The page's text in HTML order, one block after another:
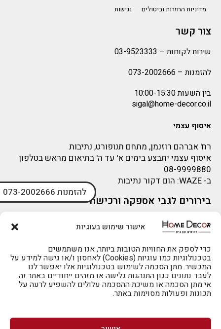
אישור שימוש בעוגיות
כדי לספק את החוויות הטובות ביותר, אנו משתמשים
בטכנולוגיות כמו עוגיות (Cookies) לאחסון ו/או גישה למידע על
המכשיר. מתן הסכמה לשימוש בטכנולוגיות אלו יאפשר לנו
לעבד נתונים כגון התנהגות גלישה או מזהים ייחודיים באתר זה.
אי מתן הסכמה או משיכת ההסכמה עלולים להשפיע לרעה על
תכונות ופעולות מסוימות באתר.
להזמנות 073-2002666
מדיניות החזרות וביטולים
נגישות
צור קשר
שירות לקוחות – 03-9523333
להזמנות – 073-2002666
בין השעות 10:00-15:30
sigal@home-decor.co.il
איסוף עצמי
רח' אברהם רוזנמן, מתחם תנופורט, נתיבות
איסוף עצמי יתבצע בימים א' עד ה' בתיאום מראש בטלפון
08-9999880
ב- WAZE: הום דקור נתיבות
בירורים לגבי אספקה ורכישה
בירור לגבי אספקה -ניתן לפנות למייל:
sigal@home-decor.co.il
פניות לפני רכישה – ניתן לפנות למייל: omer@home-
decor.co.il
לרכישה טלפונית: 073-2002666